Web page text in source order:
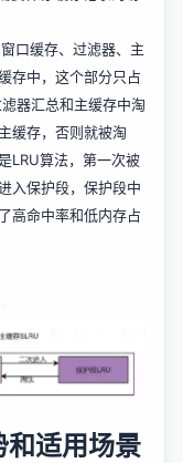
口缓存、过滤器、主
存中，这个部分只占
器汇总和主缓存中淘
缓存，否则就被淘
LRU算法，第一次被
入保护段，保护段中
高命中率和低内存占
适用场景